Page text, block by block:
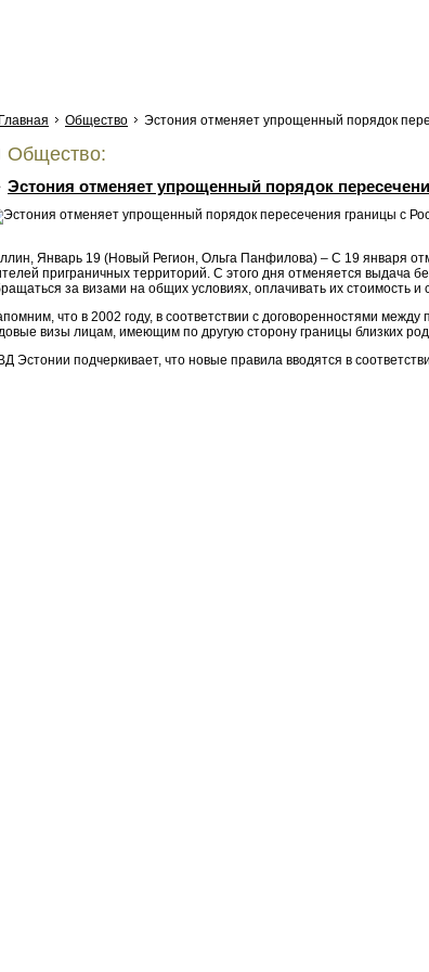
Главная Общество Эстония отменяет упрощенный порядок
Общество:
Эстония отменяет упрощенный порядок
Январь 19 (Новый Регион, Ольга Панфилова) – С 19 января
приграничных территорий. С этого дня отменяется выдача
за визами на общих условиях, оплачивать их стоимость и
что в 2002 году, в соответствии с договоренностями
визы лицам, имеющим по другую сторону границы близких
Эстонии подчеркивает, что новые правила вводятся в